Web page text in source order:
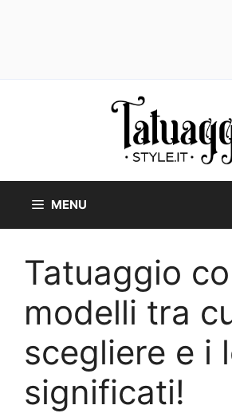
MENU
Tatuaggio
modelli tra
scegliere e i
significati!